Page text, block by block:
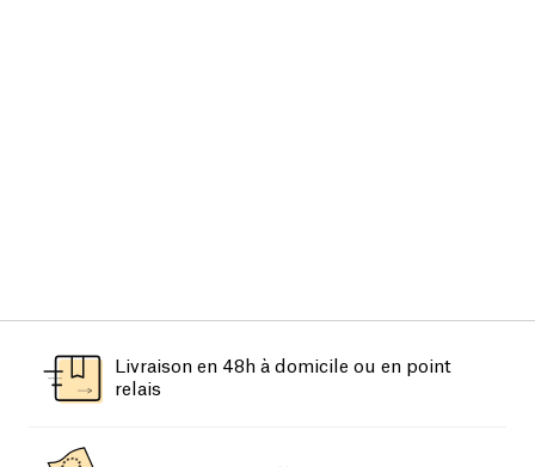
Livraison en 48h à domicile ou en point
relais